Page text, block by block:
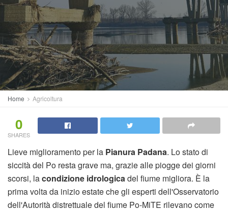
Home Agricoltura
0
SHARES
Lieve miglioramento per la Pianura Padana. Lo stato di
siccità del Po resta grave ma, grazie alle piogge dei giorni
scorsi, lacondizione idrologicadel fiume migliora. È la
prima volta da inizio estate che gli esperti dell'Osservatorio
dell'Autorità distrettuale del fiume Po-MiTE rilevano come